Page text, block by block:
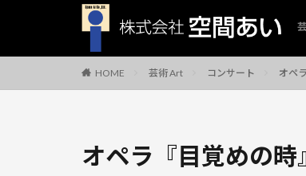
HOME 芸術 Art コンサート オペ
オペラ『目覚めの